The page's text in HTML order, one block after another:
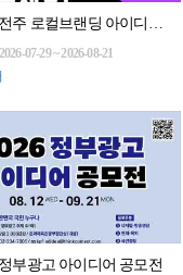
2026년 전주 로컬브랜딩 아이디어 해커톤 참가자 모집
2026-07-29 ~ 2026-08-21
부광고 아이디어 공모전